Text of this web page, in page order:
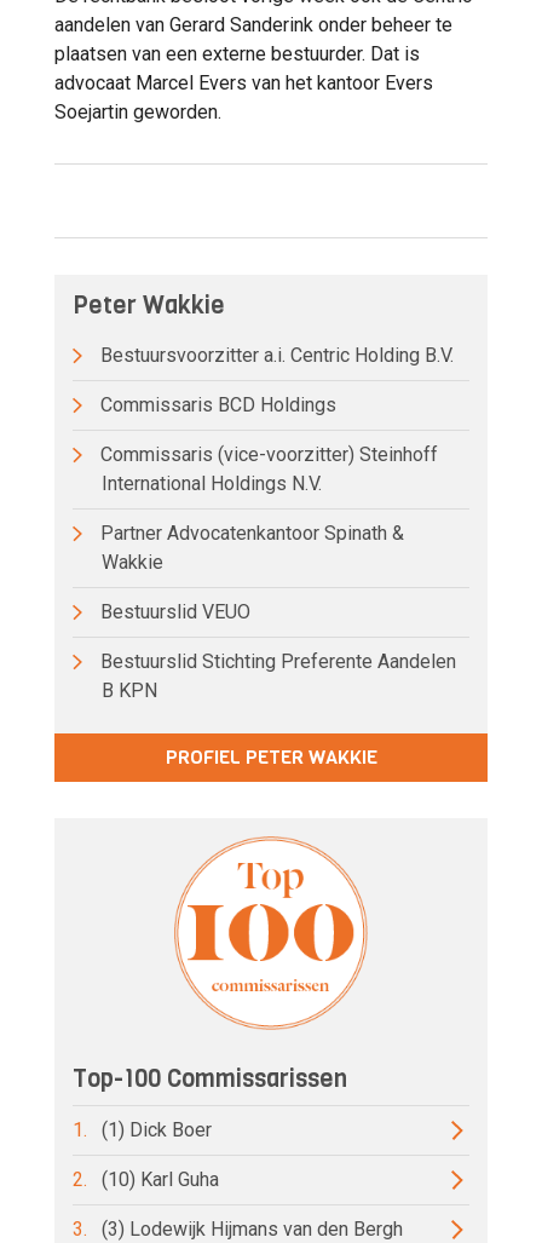
aandelen van Gerard Sanderink onder beheer te
plaatsen van een externe bestuurder. Dat is
advocaat Marcel Evers van het kantoor Evers
Soejartin geworden.
Peter Wakkie
Bestuursvoorzitter a.i. Centric Holding B.V.
Commissaris BCD Holdings
Commissaris (vice-voorzitter) Steinhoff
International Holdings N.V.
Partner Advocatenkantoor Spinath &
Wakkie
Bestuurslid VEUO
Bestuurslid Stichting Preferente Aandelen
B KPN
PROFIEL PETER WAKKIE
Top-100 Commissarissen
1. (1) Dick Boer
2. (10) Karl Guha
3. (3) Lodewijk Hijmans van den Bergh